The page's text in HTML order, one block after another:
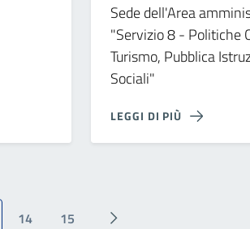
Sede dell'Area
"Servizio 8 - Politiche
Turismo, Pubblica
Sociali"
LEGGI DI PIÙ
14 15